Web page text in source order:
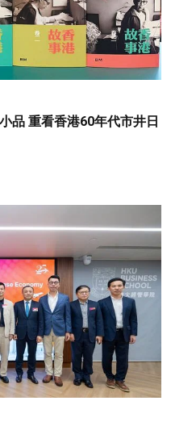
品 重看香港60年代市井日